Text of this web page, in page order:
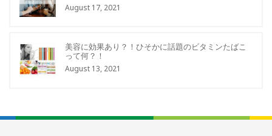
August 17, 2021
美容に効果あり？！ひそかに話題のビタミンたばこ
って何？！
August 13, 2021